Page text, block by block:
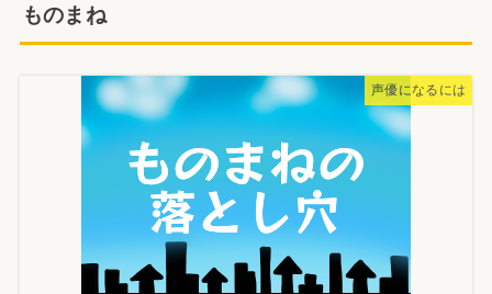
ものまね
声優になるには